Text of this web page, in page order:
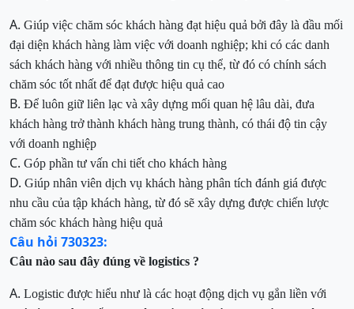
A. Giúp việc chăm sóc khách hàng đạt hiệu quả bởi đây là đầu mối
đại diện khách hàng làm việc với doanh nghiệp; khi có các danh
sách khách hàng với nhiều thông tin cụ thể, từ đó có chính sách
chăm sóc tốt nhất để đạt được hiệu quả cao
B. Để luôn giữ liên lạc và xây dựng mối quan hệ lâu dài, đưa
khách hàng trở thành khách hàng trung thành, có thái độ tin cậy
với doanh nghiệp
C. Góp phần tư vấn chi tiết cho khách hàng
D. Giúp nhân viên dịch vụ khách hàng phân tích đánh giá được
nhu cầu của tập khách hàng, từ đó sẽ xây dựng được chiến lược
chăm sóc khách hàng hiệu quả
Câu hỏi 730323:
Câu nào sau đây đúng về logistics ?
A. Logistic được hiểu như là các hoạt động dịch vụ gắn liền với